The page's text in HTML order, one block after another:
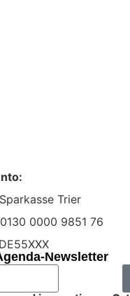
Sparkasse Trier
0000 9851 76
Newsletter